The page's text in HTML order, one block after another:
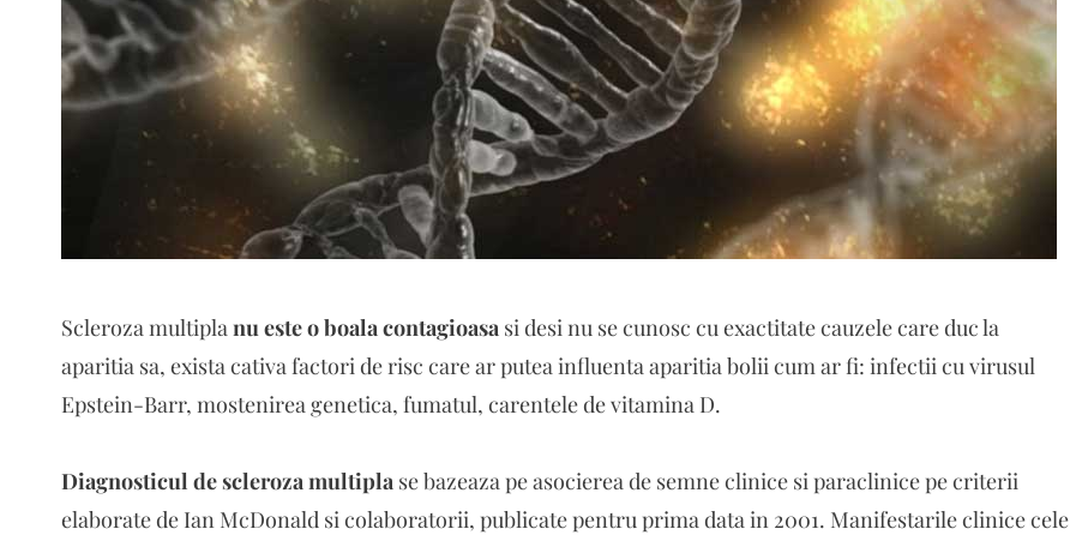
Scleroza multipla nu este o boala contagioasa si desi nu se cunosc cu exactitate cauzele care duc la
aparitia sa, exista cativa factori de risc care ar putea influenta aparitia bolii cum ar fi: infectii cu virusul
Epstein-Barr, mostenirea genetica, fumatul, carentele de vitamina D.
Diagnosticul de scleroza multipla se bazeaza pe asocierea de semne clinice si paraclinice pe criterii
elaborate de Ian McDonald si colaboratorii, publicate pentru prima data in 2001. Manifestarile clinice cele